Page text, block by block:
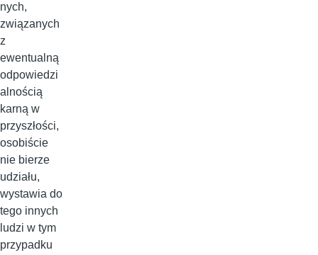
nych,
związanych
z
ewentualną
odpowiedzi
alnością
karną w
przyszłości,
osobiście
nie bierze
udziału,
wystawia do
tego innych
ludzi w tym
przypadku